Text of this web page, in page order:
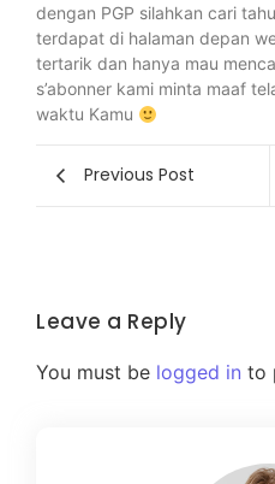
dengan PGP silahkan cari
terdapat di halaman depan
tertarik dan hanya mau
s’abonner kami minta maaf
waktu Kamu
Previous Post
Leave a Reply
You must be logged in to